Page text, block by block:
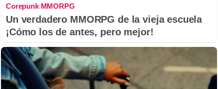
Corepunk MMORPG
Un verdadero MMORPG de la vieja escuela
¡Cómo los de antes, pero mejor!